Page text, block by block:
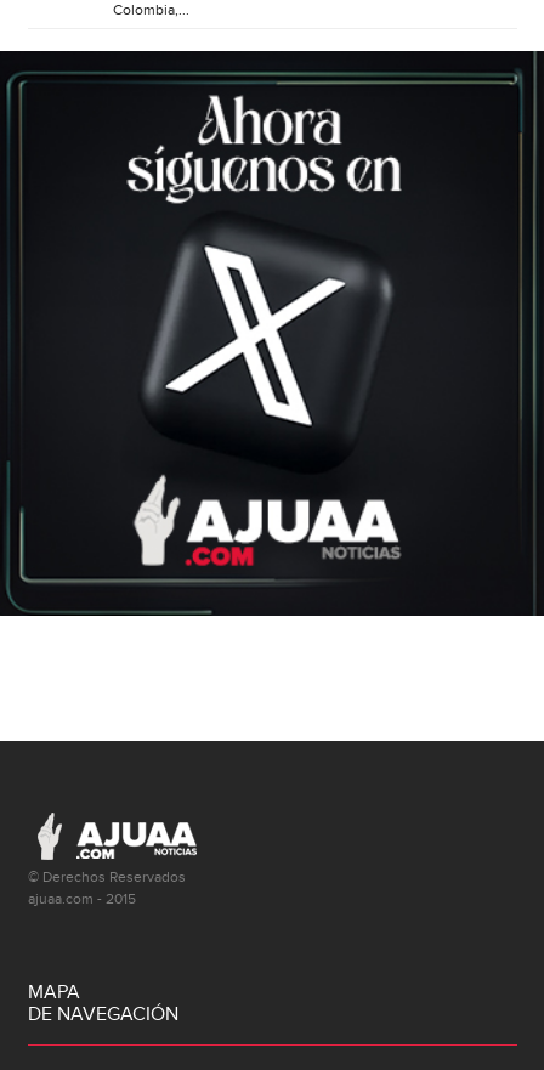
Colombia,...
© Derechos Reservados
ajuaa.com - 2015
MAPA
DE NAVEGACIÓN